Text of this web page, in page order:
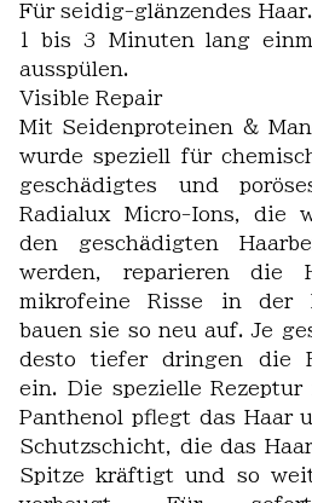
Für seidig-glänzendes
1 bis 3 Minuten lang
ausspülen.
Visible Repair
Mit Seidenproteinen &
wurde speziell für
geschädigtes und
Radialux Micro-Ions, die
den geschädigten
werden, reparieren die
mikrofeine Risse in der
bauen sie so neu auf. Je
desto tiefer dringen die
ein. Die spezielle
Panthenol pflegt das Haar
Schutzschicht, die das
Spitze kräftigt und so